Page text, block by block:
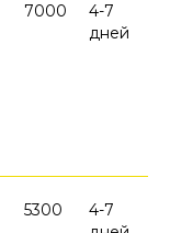
7000
4-7
дней
5300
4-7